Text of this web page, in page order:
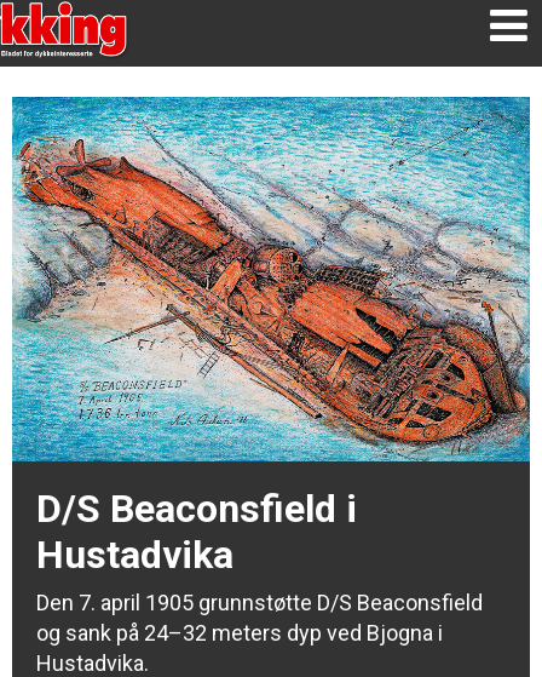
D/S Beaconsfield i
Hustadvika
Den 7. april 1905 grunnstøtte D/S Beaconsfield
og sank på 24–32 meters dyp ved Bjogna i
Hustadvika.